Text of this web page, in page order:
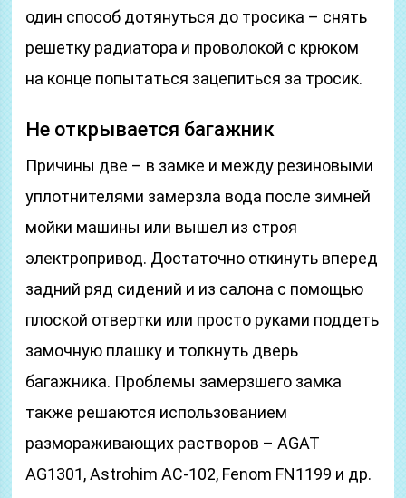
один способ дотянуться до тросика – снять
решетку радиатора и проволокой с крюком
на конце попытаться зацепиться за тросик.
Не открывается багажник
Причины две – в замке и между резиновыми
уплотнителями замерзла вода после зимней
мойки машины или вышел из строя
электропривод. Достаточно откинуть вперед
задний ряд сидений и из салона с помощью
плоской отвертки или просто руками поддеть
замочную плашку и толкнуть дверь
багажника. Проблемы замерзшего замка
также решаются использованием
размораживающих растворов – AGAT
AG1301, Astrohim АС-102, Fenom FN1199 и др.